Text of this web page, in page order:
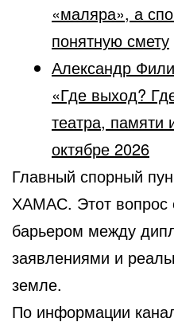
«маляра», а
понятную смету
Александр
«Где выход?
театра,
октябре 2026
Главный спорный
ХАМАС. Этот вопрос
барьером между
заявлениями и
земле.
По информации